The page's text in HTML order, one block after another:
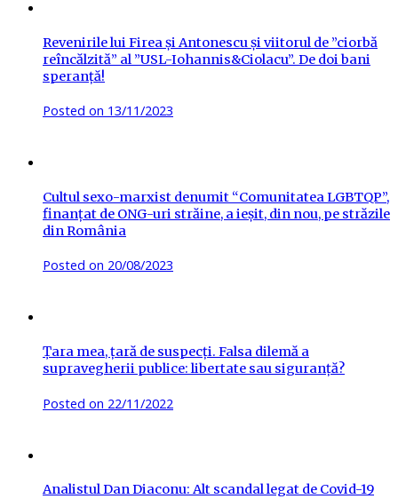
Revenirile lui Firea și Antonescu și viitorul de ”ciorbă
reîncălzită” al ”USL-Iohannis&Ciolacu”. De doi bani
speranță!
Posted on 13/11/2023
Cultul sexo-marxist denumit “Comunitatea LGBTQP”,
finanțat de ONG-uri străine, a ieșit, din nou, pe străzile
din România
Posted on 20/08/2023
Țara mea, țară de suspecți. Falsa dilemă a
supravegherii publice: libertate sau siguranță?
Posted on 22/11/2022
Analistul Dan Diaconu: Alt scandal legat de Covid-19